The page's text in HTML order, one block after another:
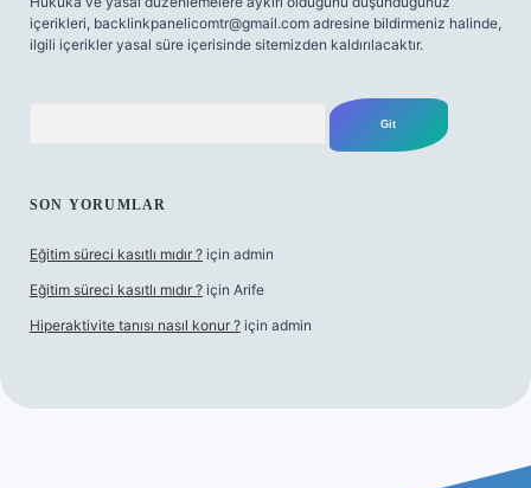
içerikleri, backlinkpanelicomtr@gmail.com adresine bildirmeniz halinde,
ilgili içerikler yasal süre içerisinde sitemizden kaldırılacaktır.
SON YORUMLAR
Eğitim süreci kasıtlı mıdır ? için admin
Eğitim süreci kasıtlı mıdır ? için Arife
Hiperaktivite tanısı nasıl konur ? için admin